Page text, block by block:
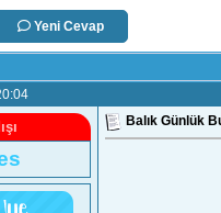
Yeni Cevap
Balık Günlük